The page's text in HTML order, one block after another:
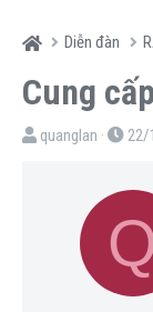
Diễn đàn
Cung
T
quanglan
N
à
y
ử
i